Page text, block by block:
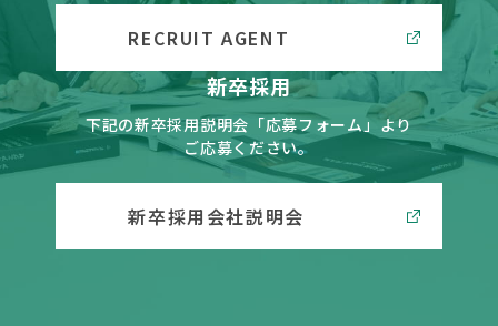
RECRUIT AGENT
新卒採用
下記の新卒採用説明会「応募フォーム」より
ご応募ください。
新卒採用会社説明会